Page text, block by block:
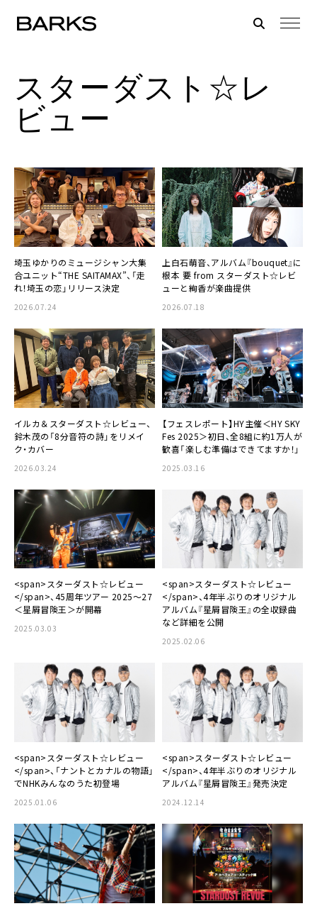
スターダスト☆レ
ビュー
埼玉ゆかりのミュージシャン大集
合ユニット“THE SAITAMAX”、「走
れ！埼玉の恋」リリース決定
2026.07.24
上白石萌音、アルバム『bouquet』に
根本 要 from スターダスト☆レビ
ューと絢香が楽曲提供
2026.07.18
イルカ＆スターダスト☆レビュー、
鈴木茂の「8分音符の詩」をリメイ
ク・カバー
2026.03.24
【フェスレポート】HY主催＜HY SKY
Fes 2025＞初日、全8組に約1万人が
歓喜「楽しむ準備はできてますか！」
2025.03.16
<span>スターダスト☆レビュー
</span>、45周年ツアー 2025～27
＜星屑冒険王＞が開幕
2025.03.03
<span>スターダスト☆レビュー
</span>、4年半ぶりのオリジナル
アルバム『星屑冒険王』の全収録曲
など詳細を公開
2025.02.06
<span>スターダスト☆レビュー
</span>、「ナントとカナルの物語」
でNHKみんなのうた初登場
2025.01.06
<span>スターダスト☆レビュー
</span>、4年半ぶりのオリジナル
アルバム『星屑冒険王』発売決定
2024.12.14